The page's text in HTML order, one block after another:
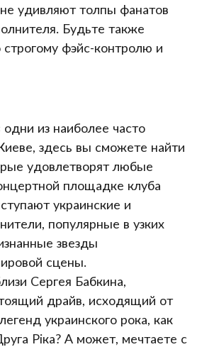
удивляют толпы фанатов
Будьте также
фэйс-контролю и
из наиболее часто
здесь вы сможете найти
удовлетворят любые
площадке клуба
украинские и
популярные в узких
звезды
сцены.
Сергея Бабкина,
драйв, исходящий от
украинского рока, как
Ріка? А может, мечтаете с